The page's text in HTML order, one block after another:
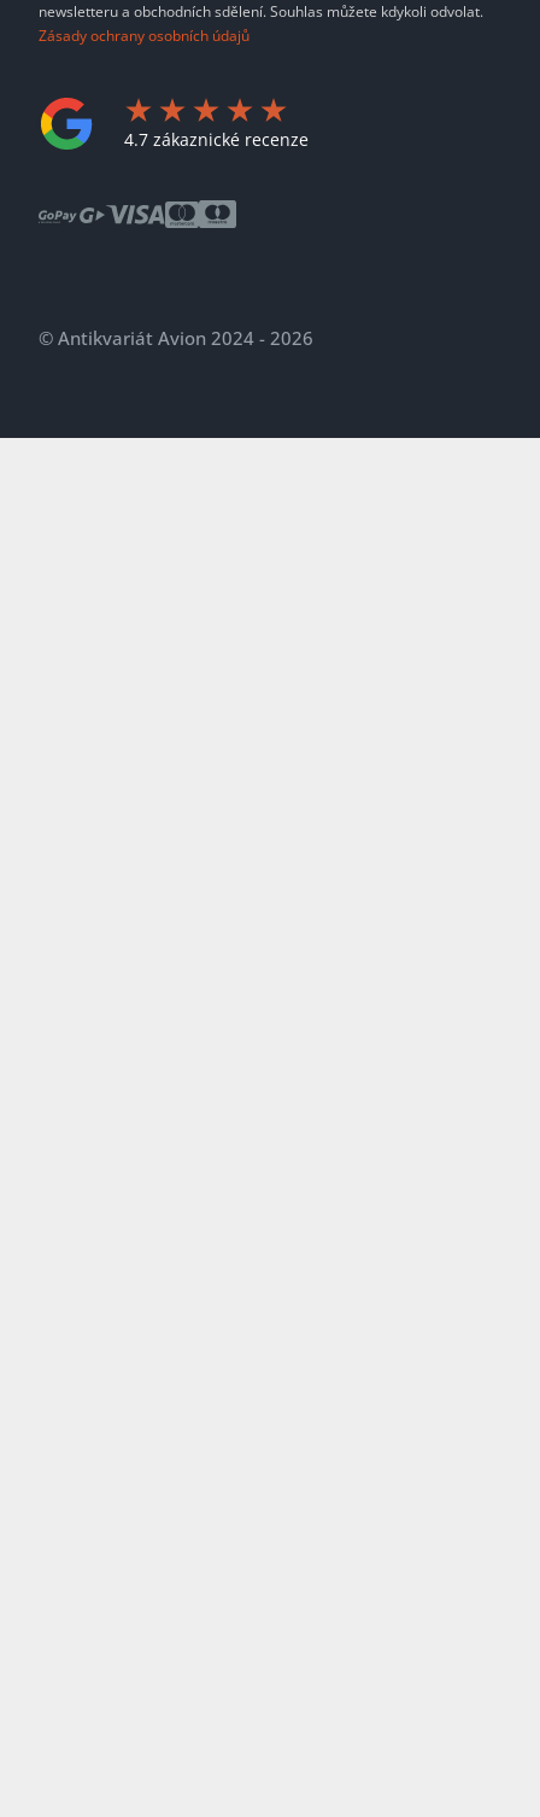
newsletteru a obchodních sdělení. Souhlas můžete kdykoli odvolat.
Zásady ochrany osobních údajů
4.7 zákaznické recenze
© Antikvariát Avion 2024 - 2026